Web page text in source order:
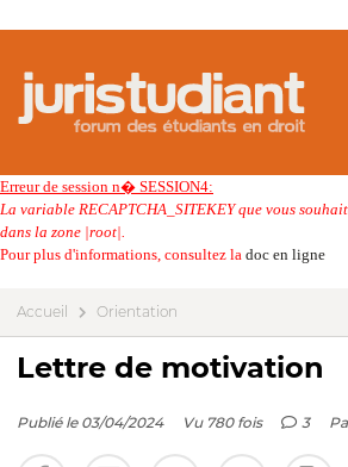
Erreur de session n� SESSION4:
La variable RECAPTCHA_SITEKEY que vous
dans la zone |root|.
Pour plus d'informations, consultez la doc en ligne
Accueil Orientation
Lettre de motivation
Publié le 03/04/2024 Vu 780 fois 3